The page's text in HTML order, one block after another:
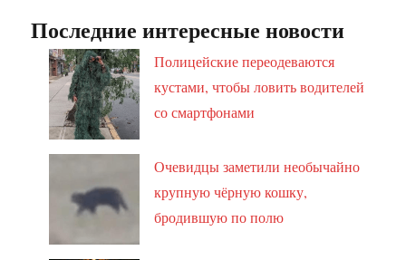
Последние интересные новости
Полицейские переодеваются
кустами, чтобы ловить водителей
со смартфонами
Очевидцы заметили необычайно
крупную чёрную кошку,
бродившую по полю